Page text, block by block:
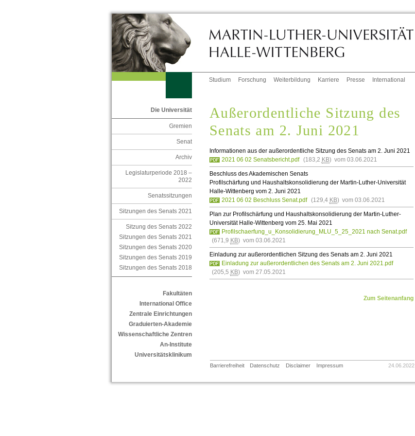
Studium Forschung Weiterbildung Karriere Presse International
Die Universität
Gremien
Senat
Archiv
Legislaturperiode 2018 –
2022
Senatssitzungen
Sitzungen des Senats 2021
Sitzung des Senats 2022
Sitzungen des Senats 2021
Sitzungen des Senats 2020
Sitzungen des Senats 2019
Sitzungen des Senats 2018
Fakultäten
International Office
Zentrale Einrichtungen
Graduierten-Akademie
Wissenschaftliche Zentren
An-Institute
Universitätsklinikum
Außerordentliche Sitzung des
Senats am 2. Juni 2021
nformationen aus der außerordentliche Sitzung des Senats am 2. Juni 2021
2021 06 02 Senatsbericht.pdf (183,2 KB) vom 03.06.2021
Beschluss des Akademischen Senats
Profilschärfung und Haushaltskonsolidierung der Martin-Luther-Universität
Halle-Wittenberg vom 2. Juni 2021
2021 06 02 Beschluss Senat.pdf (129,4 KB) vom 03.06.2021
Plan zur Profilschärfung und Haushaltskonsolidierung der Martin-Luther-
Universität Halle-Wittenberg vom 25. Mai 2021
Profilschaerfung_u_Konsolidierung_MLU_5_25_2021 nach Senat.pdf
(671,9 KB) vom 03.06.2021
Einladung zur außerordentlichen Sitzung des Senats am 2. Juni 2021
Einladung zur außerordentlichen des Senats am 2. Juni 2021.pdf
(205,5 KB) vom 27.05.2021
Zum Seitenanfang
Barrierefreiheit Datenschutz Disclaimer Impressum 24.06.2022